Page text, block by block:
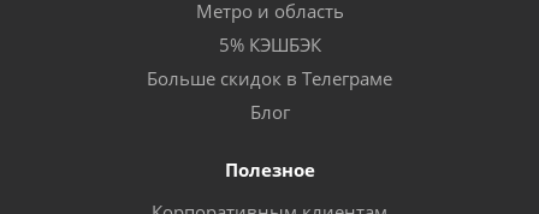
Метро и область
5% КЭШБЭК
Больше скидок в Телеграме
Блог
Полезное